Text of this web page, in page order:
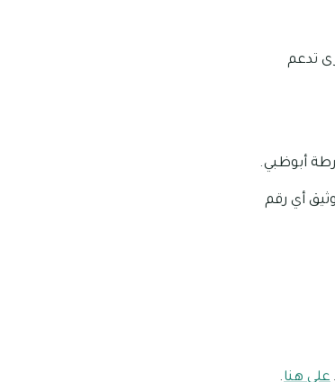
تدعم
أبوظبي.
أي رقم
على هنا.